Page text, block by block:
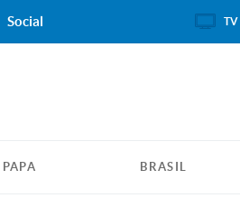
PAPA BRASIL
Social TV